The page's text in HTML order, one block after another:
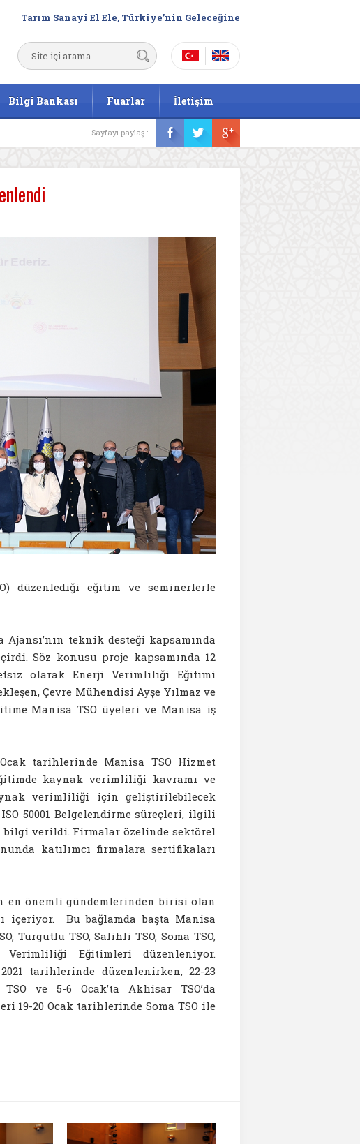
Tarım Sanayi El Ele, Türkiye’nin Geleceğine
Bilgi Bankası Fuarlar İletişim
Sayfayı paylaş :
düzenlediği eğitim ve seminerlerle
teknik desteği kapsamında
Söz konusu proje kapsamında 12
olarak Enerji Verimliliği Eğitimi
Çevre Mühendisi Ayşe Yılmaz ve
Manisa TSO üyeleri ve Manisa iş
tarihlerinde Manisa TSO Hizmet
kaynak verimliliği kavramı ve
verimliliği için geliştirilebilecek
50001 Belgelendirme süreçleri, ilgili
verildi. Firmalar özelinde sektörel
katılımcı firmalara sertifikaları
en önemli gündemlerinden birisi olan
içeriyor. Bu bağlamda başta Manisa
Turgutlu TSO, Salihli TSO, Soma TSO,
Verimliliği Eğitimleri düzenleniyor.
tarihlerinde düzenlenirken, 22-23
ve 5-6 Ocak’ta Akhisar TSO’da
19-20 Ocak tarihlerinde Soma TSO ile